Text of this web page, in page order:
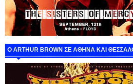
O ARTHUR BROWN ΣΕ ΑΘΗΝΑ ΚΑΙ